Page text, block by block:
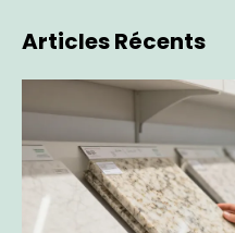
Articles Récents